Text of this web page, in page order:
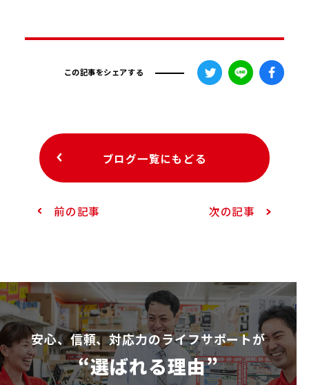
この記事をシェアする
前の記事
ブログ一覧にもどる
次の記事
安⼼、信頼、対応⼒のライフサポートが
“選ばれる理由”